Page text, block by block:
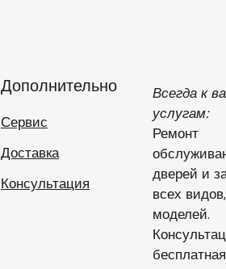
Дополнительно
Сервис
Доставка
Консультация
Всегда к
услугам:
Ремонт
дверей и
всех
моделей.